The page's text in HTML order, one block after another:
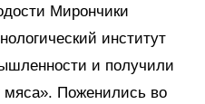
Мирончики
институт
и получили
мяса». Поженились во